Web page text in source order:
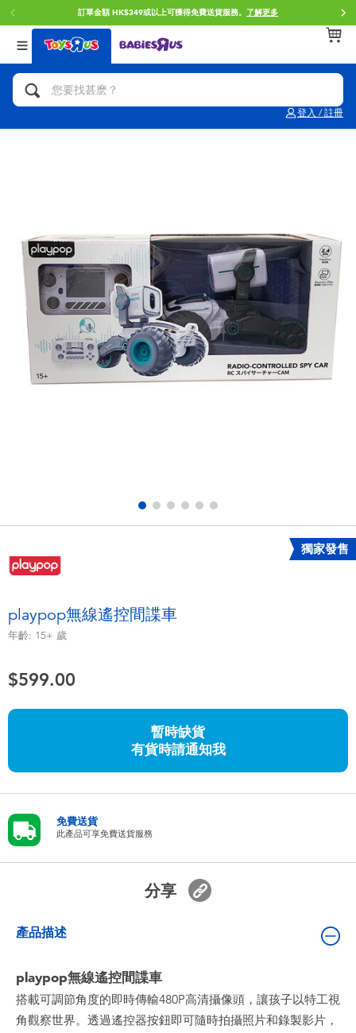
訂單金額 HK$349或以上可獲得免費送貨服務。 了解更多
登入 / 註冊
返回
分類目錄
人氣英雄,角色扮演,射擊玩具
手工藝,文具,蠟筆,泥膠,畫板
娃娃, 芭比,收藏公仔
電子玩具
戶外及運動用品
毛毛公仔玩具
夏日用品
任天堂 Switch
電池
盲盒
返回
品牌
Brunch Brother 早午餐兄弟
Play-Doh培樂多
Pokemon寶可夢
playpop
返回
年齢
0~2歳
12~14歳
14歳以上
獨家發售
playpop無線遙控間諜車
年齡: 15+ 歲
$599.00
暫時缺貨
有貨時請通知我
免費送貨
此產品可享免費送貨服務
分享
產品描述
playpop無線遙控間諜車
搭載可調節角度的即時傳輸480P高清攝像頭，讓孩子以特工視
角觀察世界。透過遙控器按鈕即可隨時拍攝照片和錄製影片，